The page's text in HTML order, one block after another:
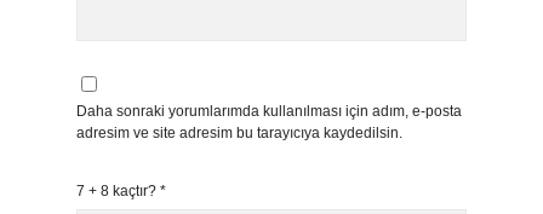
Daha sonraki yorumlarımda kullanılması için adım, e-posta
adresim ve site adresim bu tarayıcıya kaydedilsin.
7 + 8 kaçtır? *